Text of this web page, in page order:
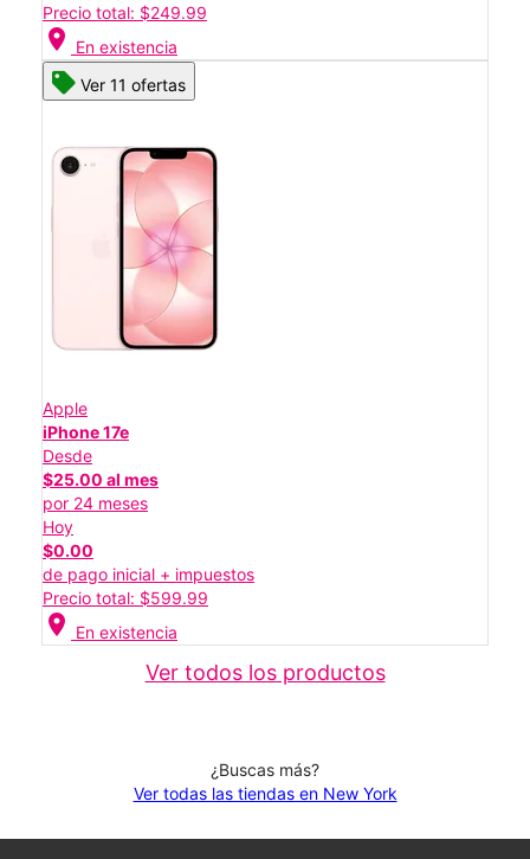
Precio total: $249.99
location_on En existencia
Ver 11 ofertas
Apple
iPhone 17e
Desde
$25.00 al mes
por 24 meses
Hoy
$0.00
de pago inicial + impuestos
Precio total: $599.99
location_on En existencia
Ver todos los productos
¿Buscas más?
Ver todas las tiendas en New York